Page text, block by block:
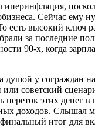
Сейчас ему
есть высокий ключ
за последние
90-х, когда
у сограждан
советский
этих денег
доходов. Слышал
итог для